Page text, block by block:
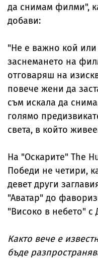
да снимам филми",
добави:
"Не е важно кой или
заснемането на
отговаряш на
повече жени да
съм искала да
голямо
света, в който
На "Оскарите" The
Победи не четири,
девет други
"Аватар" до
"Високо в небето"
Както вече е
бъде